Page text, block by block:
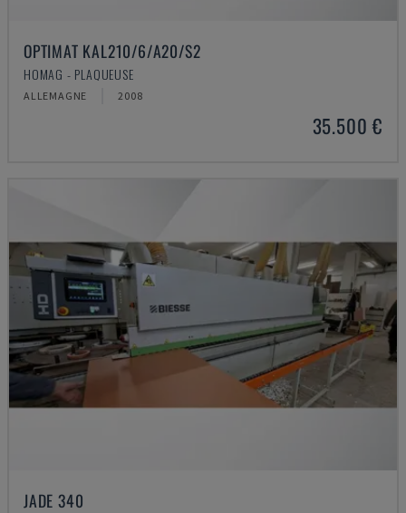
OPTIMAT KAL210/6/A20/S2
HOMAG - PLAQUEUSE
ALLEMAGNE 2008
35.500 €
JADE 340